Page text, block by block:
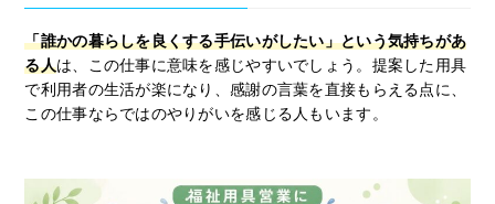
「誰かの暮らしを良くする手伝いがしたい」という気持ちがあ
る人は、この仕事に意味を感じやすいでしょう。提案した用具
で利用者の生活が楽になり、感謝の言葉を直接もらえる点に、
この仕事ならではのやりがいを感じる人もいます。